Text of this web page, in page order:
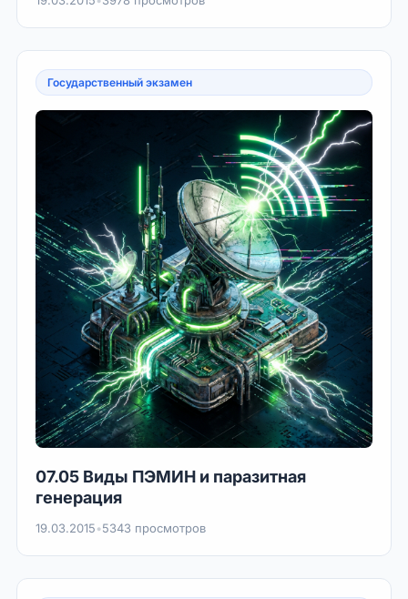
Государственный экзамен
07.05 Виды ПЭМИН и паразитная
генерация
19.03.2015•5343 просмотров